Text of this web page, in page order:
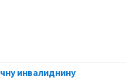
инвалиднину